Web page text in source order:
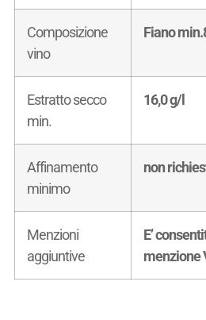
Composizione
vino
Fiano
Estratto secco
min.
16,0 g/l
Affinamento
minimo
non
Menzioni
aggiuntive
E’
menzione